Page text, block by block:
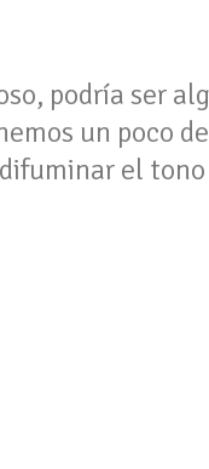
podría ser
un poco
el